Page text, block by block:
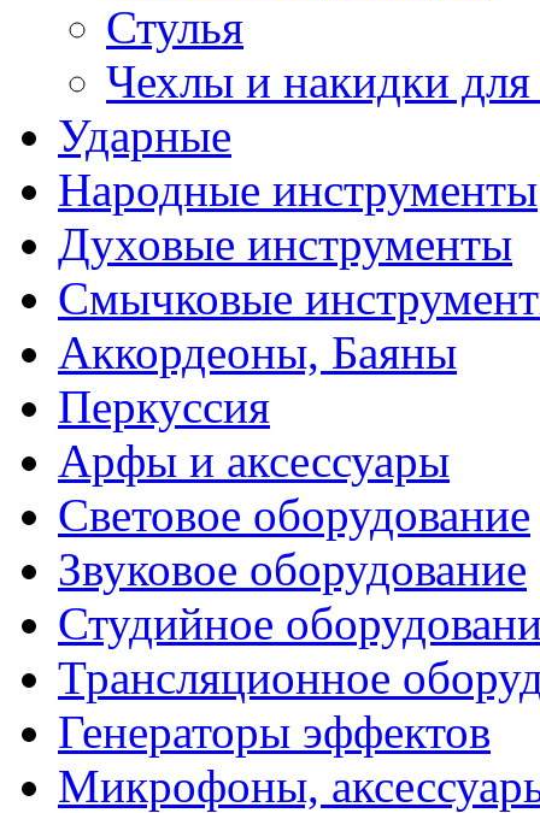
Стулья
Чехлы и накидки
Ударные
Народные инструменты
Духовые инструменты
Смычковые
Аккордеоны, Баяны
Перкуссия
Арфы и аксессуары
Световое оборудование
Звуковое оборудование
Студийное
Трансляционное
Генераторы эффектов
Микрофоны,